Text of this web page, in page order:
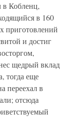
Кобленц,
в 160
приготовлений
и достиг
щедрый вклад
тогда еще
переехал в
отсюда